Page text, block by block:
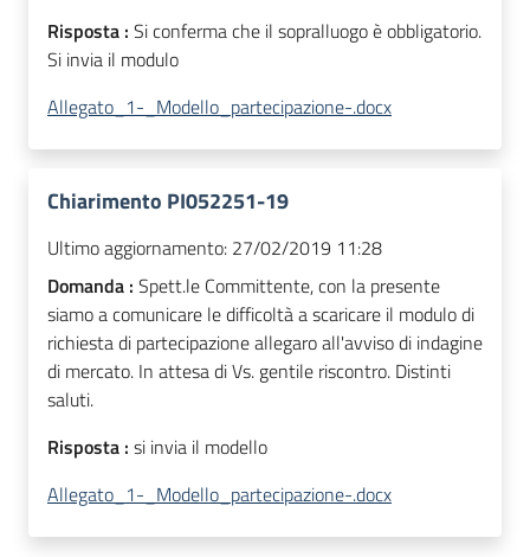
Risposta : Si conferma che il sopralluogo è obbligatorio.
Si invia il modulo
Allegato_1-_Modello_partecipazione-.docx
Chiarimento PI052251-19
Ultimo aggiornamento: 27/02/2019 11:28
Domanda : Spett.le Committente, con la presente
siamo a comunicare le difficoltà a scaricare il modulo di
richiesta di partecipazione allegaro all'avviso di indagine
di mercato. In attesa di Vs. gentile riscontro. Distinti
saluti.
Risposta : si invia il modello
Allegato_1-_Modello_partecipazione-.docx